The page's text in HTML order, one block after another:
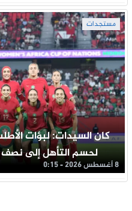
مستجدات
كان السيدات: لبؤات
لحسم التأهل إلى نصف
8 أغسطس 2026 - 0:15